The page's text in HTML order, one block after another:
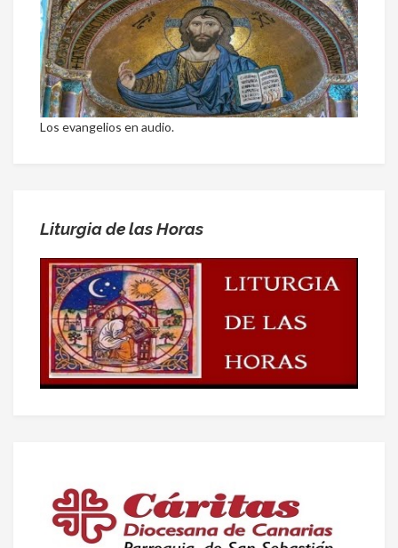
Los evangelios en audio.
Liturgia de las Horas